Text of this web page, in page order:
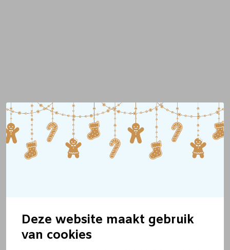
Deze website maakt gebruik
van cookies